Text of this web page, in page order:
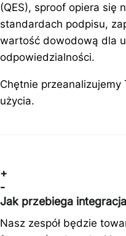
(QES), sproof opiera się
standardach podpisu,
wartość dowodową dla
odpowiedzialności.
Chętnie
użycia.
+
-
Jak przebiega
Nasz zespół będzie